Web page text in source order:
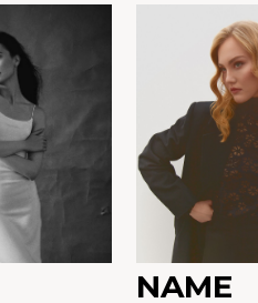
NAME